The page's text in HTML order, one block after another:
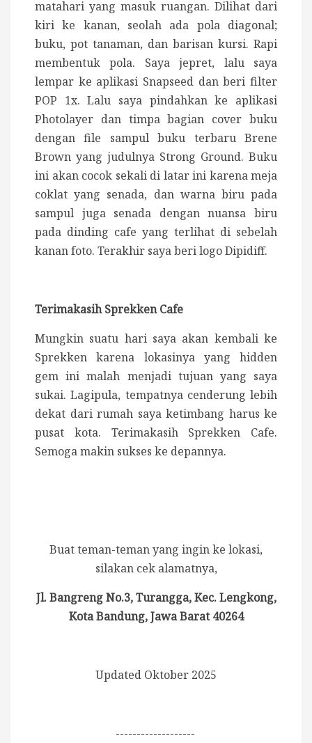
matahari yang masuk ruangan. Dilihat dari
kiri ke kanan, seolah ada pola diagonal;
buku, pot tanaman, dan barisan kursi. Rapi
membentuk pola. Saya jepret, lalu saya
lempar ke aplikasi Snapseed dan beri filter
POP 1x. Lalu saya pindahkan ke aplikasi
Photolayer dan timpa bagian cover buku
dengan file sampul buku terbaru Brene
Brown yang judulnya Strong Ground. Buku
ini akan cocok sekali di latar ini karena meja
coklat yang senada, dan warna biru pada
sampul juga senada dengan nuansa biru
pada dinding cafe yang terlihat di sebelah
kanan foto. Terakhir saya beri logo Dipidiff.
Terimakasih Sprekken Cafe
Mungkin suatu hari saya akan kembali ke
Sprekken karena lokasinya yang hidden
gem ini malah menjadi tujuan yang saya
sukai. Lagipula, tempatnya cenderung lebih
dekat dari rumah saya ketimbang harus ke
pusat kota. Terimakasih Sprekken Cafe.
Semoga makin sukses ke depannya.
Buat teman-teman yang ingin ke lokasi,
silakan cek alamatnya,
Jl. Bangreng No.3, Turangga, Kec. Lengkong,
Kota Bandung, Jawa Barat 40264
Updated Oktober 2025
-------------------